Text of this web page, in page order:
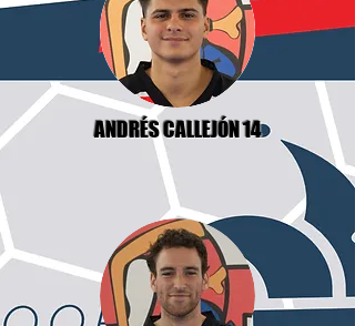
ANDRÉS CALLEJÓN 14